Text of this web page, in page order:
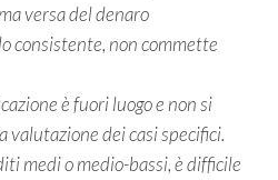
versa del denaro
consistente, non commette
è fuori luogo e non si
valutazione dei casi specifici.
medi o medio-bassi, è difficile